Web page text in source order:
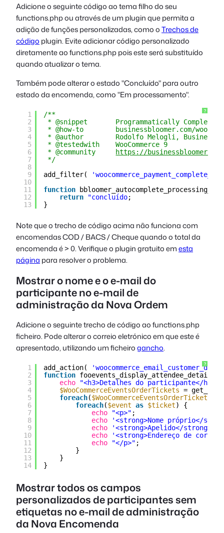
Adicione o seguinte código ao tema filho do seu
functions.phpou através de um plugin que permita a
adição de funções personalizadas, como oTrechos de
código plugin. Evite adicionar código personalizado
diretamente aofunctions.phppois este será substituído
quando atualizar o tema.
Também pode alterar o estado "Concluído" para outro
estado da encomenda, como "Em processamento".
?
1
2
3
4
5
6
7
8
9
10
11
12
13
/**
* @snippet       Programmatically Complete
* @how-to        businessbloomer.com/
* @author        Rodolfo Melogli, Business
* @testedwith    WooCommerce 9
* @community https://
*/
add_filter(
function
return
"concluído;
}
Note que o trecho de código acima não funciona com
encomendas COD / BACS / Cheque quando o total da
encomenda é > 0. Verifique o plugin gratuito emesta
página para resolver o problema.
Mostrar o nome e o e-mail do
participante no e-mail de
administração da Nova Ordem
Adicione o seguinte trecho de código aofunctions.php
ficheiro. Pode alterar o correio eletrónico em que este é
apresentado, utilizando um ficheirogancho.
?
1
2
3
4
5
6
7
8
9
10
11
12
13
14
add_action(
function
echo
"<h3>Detalhes do participante</h3>"
$WooCommerceEventsOrderTickets =
foreach($WooCommerceEventsOrderTickets
foreach($event as $ticket) {
echo
"<p>" ;
echo
'<strong>Nome próprio</
echo
'<strong>Apelido</strong>: '
echo
'<strong>Endereço de
echo
"</p>" ;
}
}
}
Mostrar todos os campos
personalizados de participantes sem
etiquetas no e-mail de administração
da Nova Encomenda